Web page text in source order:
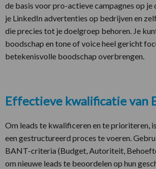
de basis voor pro-actieve campagnes op je
je LinkedIn advertenties op bedrijven en
die precies tot je doelgroep behoren. Je
boodschap en tone of voice heel gericht
betekenisvolle boodschap overbrengen.
Effectieve kwalificatie van
Om leads te kwalificeren en te prioriteren,
een gestructureerd proces te voeren.
BANT-criteria (Budget, Autoriteit,
om nieuwe leads te beoordelen op hun